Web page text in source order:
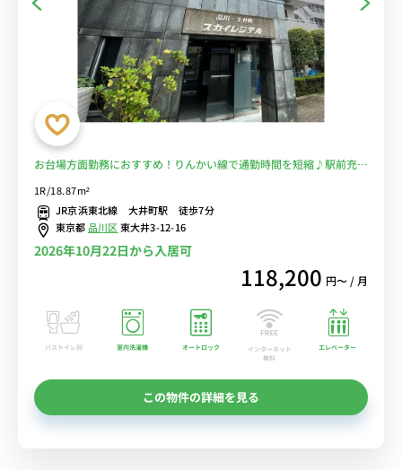
お台場方面勤務におすすめ！りんかい線で通勤時間を短縮♪駅前充実
1R/18.87m²
JR京浜東北線 大井町駅 徒歩7分
東京都品川区東大井3-12-16
2026年10月22日から入居可
118,200 円〜 / 月
バストイレ別 室内洗濯機 オートロック
インターネット
無料
エレベーター
この物件の詳細を見る